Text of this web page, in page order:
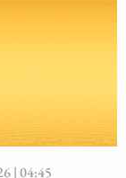
| 04:45